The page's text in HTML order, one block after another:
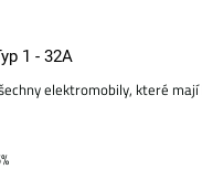
1 - 32A
elektromobily, které mají